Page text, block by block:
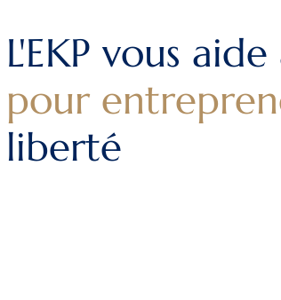
L'EKP vous aide
pour
liberté